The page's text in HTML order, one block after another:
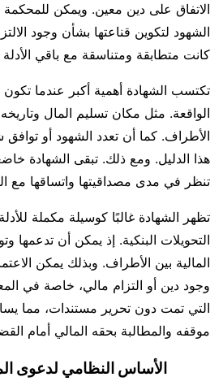
الاتفاق على دين معين. ويمكن للمحكمة
الشهود لتكوين قناعتها بشأن وجود
كانت متطابقة ومتناسقة مع باقي
تكتسب الشهادة أهمية أكبر عندما
الواقعة. مثل مكان تسليم المال
الأطراف. كما أن تعدد الشهود أو
هذا الدليل. ومع ذلك. تبقى الشهادة
تنظر في مدى مصداقيتها واتساقها مع
تظهر الشهادة غالبًا كوسيلة مكملة للأدلة
التحويلات البنكية. إذ يمكن أن تدعمها
المالية بين الأطراف. وبذلك يمكن
وجود دين أو التزام مالي، خاصة في
التي تمت دون تحرير مستندات، مما
موقفه والمطالبة بحقه المالي أمام
الأساس النظامي لدعوى